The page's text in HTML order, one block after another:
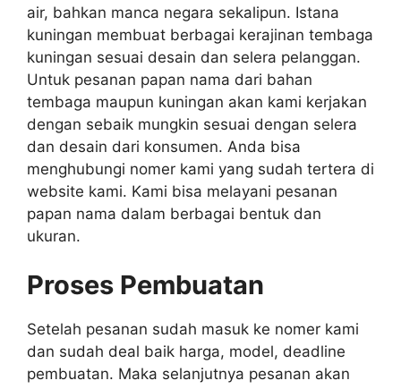
air, bahkan manca negara sekalipun. Istana
kuningan membuat berbagai kerajinan tembaga
kuningan sesuai desain dan selera pelanggan.
Untuk pesanan papan nama dari bahan
tembaga maupun kuningan akan kami kerjakan
dengan sebaik mungkin sesuai dengan selera
dan desain dari konsumen. Anda bisa
menghubungi nomer kami yang sudah tertera di
website kami. Kami bisa melayani pesanan
papan nama dalam berbagai bentuk dan
ukuran.
Proses Pembuatan
Setelah pesanan sudah masuk ke nomer kami
dan sudah deal baik harga, model, deadline
pembuatan. Maka selanjutnya pesanan akan